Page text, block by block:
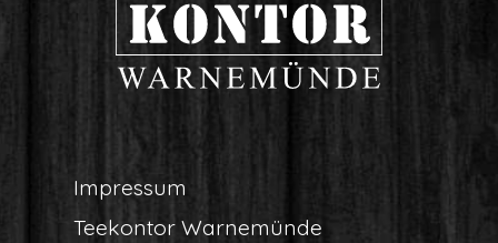
Impres­sum
Tee­kon­tor Warnemünde